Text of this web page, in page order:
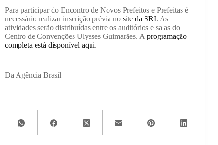
Para participar do Encontro de Novos Prefeitos e Prefeitas é
necessário realizar inscrição prévia no site da SRI. As
atividades serão distribuídas entre os auditórios e salas do
Centro de Convenções Ulysses Guimarães. A programação
completa está disponível aqui.
Da Agência Brasil